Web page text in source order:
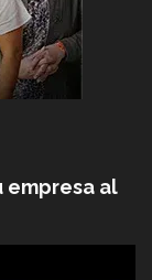
empresa al